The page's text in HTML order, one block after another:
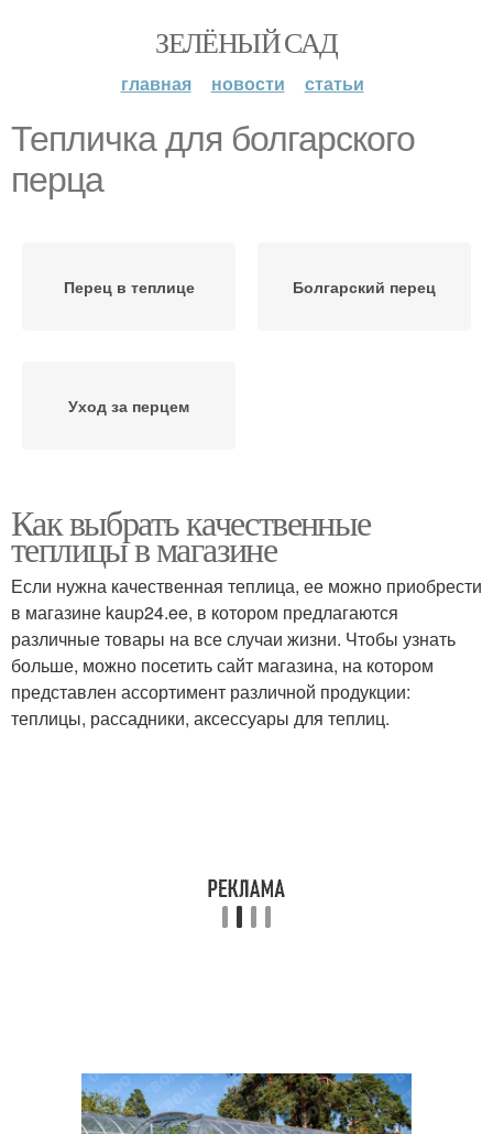
ЗЕЛЁНЫЙ САД
главная новости статьи
Тепличка для болгарского
перца
Перец в теплице Болгарский перец
Уход за перцем
Как выбрать качественные
теплицы в магазине
Если нужна качественная теплица, ее можно приобрести
в магазине kaup24.ee, в котором предлагаются
различные товары на все случаи жизни. Чтобы узнать
больше, можно посетить сайт магазина, на котором
представлен ассортимент различной продукции:
теплицы, рассадники, аксессуары для теплиц.